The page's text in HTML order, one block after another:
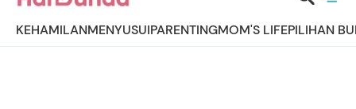
KEHAMILANMENYUSUIPARENTINGMOM'S LIFEPILIHAN